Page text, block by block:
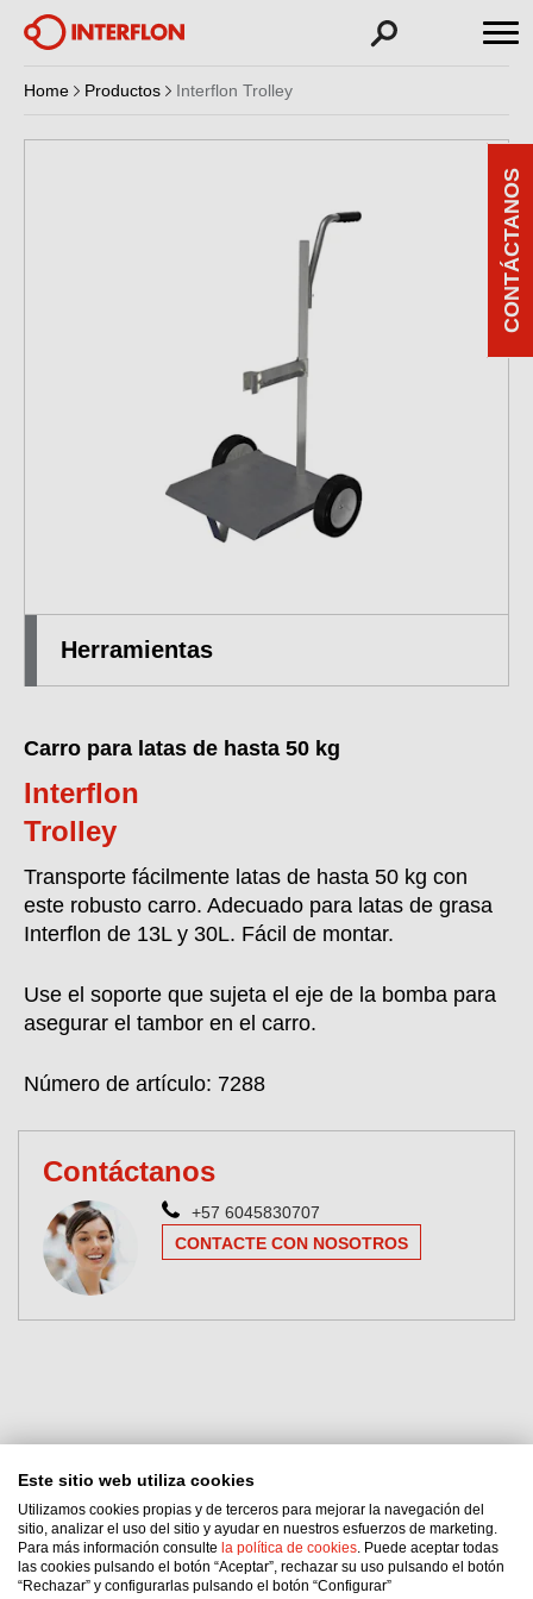
Home Productos Interflon Trolley
Herramientas
Carro para latas de hasta 50 kg
Interflon
Trolley
Transporte fácilmente latas de hasta 50 kg con
este robusto carro. Adecuado para latas de grasa
Interflon de 13L y 30L. Fácil de montar.
Use el soporte que sujeta el eje de la bomba para
asegurar el tambor en el carro.
Número de artículo: 7288
Contáctanos
+57 6045830707
CONTACTE CON NOSOTROS
Interflon Colombia S.A.S.
Cra 90ª 44B 12 of 202
Medellín,ANT
CONTÁCTANOS
Este sitio web utiliza cookies
Utilizamos cookies propias y de terceros para mejorar la navegación del
sitio, analizar el uso del sitio y ayudar en nuestros esfuerzos de marketing.
Para más información consulte la política de cookies. Puede aceptar todas
las cookies pulsando el botón “Aceptar”, rechazar su uso pulsando el botón
“Rechazar” y configurarlas pulsando el botón “Configurar”